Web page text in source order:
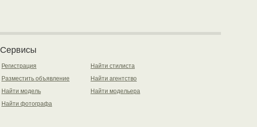
Сервисы
Регистрация
Разместить объявление
Найти модель
Найти фотографа
Найти стилиста
Найти агентство
Найти модельера